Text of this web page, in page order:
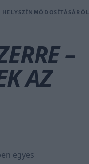
–
AZ
egyes